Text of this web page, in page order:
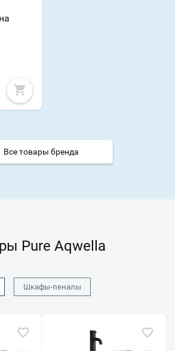
Все товары бренда
Pure Aqwella
Шкафы-пеналы